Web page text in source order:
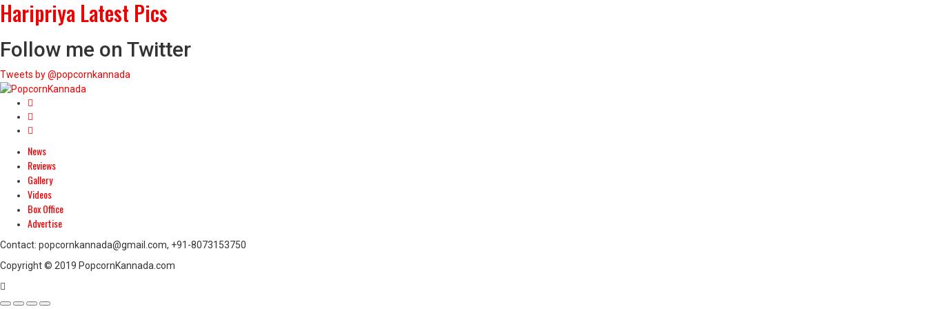
Haripriya Latest Pics
Follow me on Twitter
Tweets by @popcornkannada
News
Reviews
Gallery
Videos
Box Office
Advertise
Contact: popcornkannada@gmail.com, +91-8073153750
Copyright © 2019 PopcornKannada.com